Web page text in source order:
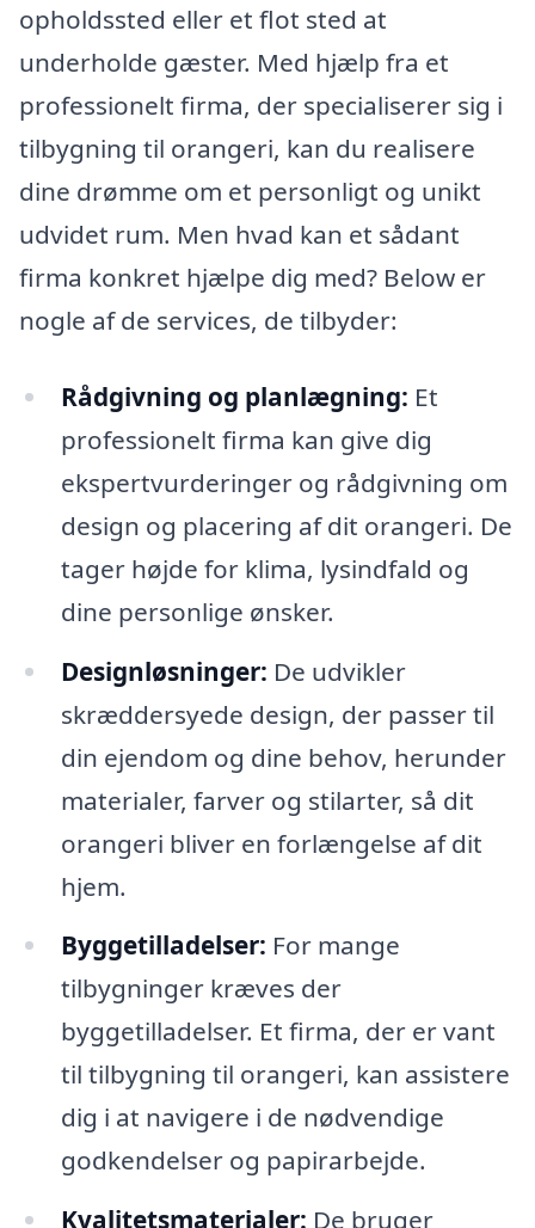
opholdssted eller et flot sted at
underholde gæster. Med hjælp fra et
professionelt firma, der specialiserer sig i
tilbygning til orangeri, kan du realisere
dine drømme om et personligt og unikt
udvidet rum. Men hvad kan et sådant
firma konkret hjælpe dig med? Below er
nogle af de services, de tilbyder:
Rådgivning og planlægning: Et
professionelt firma kan give dig
ekspertvurderinger og rådgivning om
design og placering af dit orangeri. De
tager højde for klima, lysindfald og
dine personlige ønsker.
Designløsninger: De udvikler
skræddersyede design, der passer til
din ejendom og dine behov, herunder
materialer, farver og stilarter, så dit
orangeri bliver en forlængelse af dit
hjem.
Byggetilladelser: For mange
tilbygninger kræves der
byggetilladelser. Et firma, der er vant
til tilbygning til orangeri, kan assistere
dig i at navigere i de nødvendige
godkendelser og papirarbejde.
Kvalitetsmaterialer: De bruger